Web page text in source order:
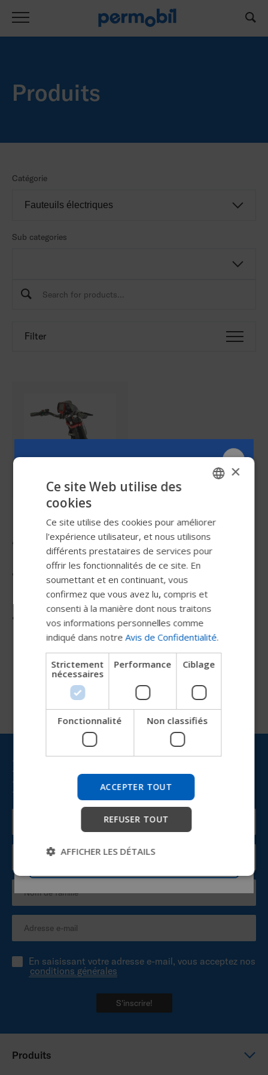
Produits
Catégorie
Sub categories
Filter
Mototronik
Dispositif à traction avant
pour fauteuils manuels
et personnaliser votre
conduite
Livraison rapide et montage
Restez informé(e) avec
Permobil
En saisissant votre adresse e-mail, vous acceptez nos
conditions générales
S'inscrire!
Produits
Essayez notre nouveau guide
Permobil
Nous testons un moyen plus rapide d'explorer les
produits, d'obtenir des informations sur l'entreprise et
de trouver une assistance pour les appareils.
SWEDISH
DUTCH
GERMAN
DANISH
NORWEGIAN
CHINESE (SIMPLIFIED)
SPANISH
×
Ce site Web utilise des
cookies
Ce site utilise des cookies pour améliorer
l'expérience utilisateur, et nous utilisons
différents prestataires de services pour
offrir les fonctionnalités de ce site. En
soumettant et en continuant, vous
confirmez que vous avez lu, compris et
consenti à la manière dont nous traitons
vos informations personnelles comme
indiqué dans notreAvis de Confidentialité.
Strictement
nécessaires
Performance Ciblage
Fonctionnalité Non classifiés
ACCEPTER TOUT
REFUSER TOUT
AFFICHER LES DÉTAILS